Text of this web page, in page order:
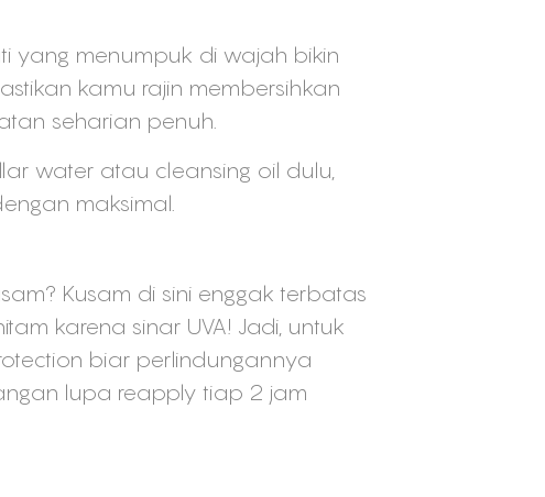
yang menumpuk di wajah bikin
kamu rajin membersihkan
seharian penuh.
water atau cleansing oil dulu,
maksimal.
Kusam di sini enggak terbatas
karena sinar UVA! Jadi, untuk
biar perlindungannya
lupa reapply tiap 2 jam